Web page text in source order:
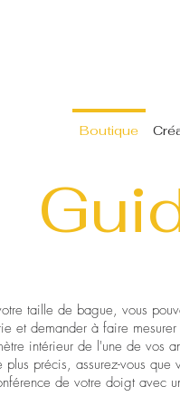
Boutique
taille de bague, vous
et demander à faire
intérieur de l'une de vos
plus précis, assurez-vous
de votre doigt avec